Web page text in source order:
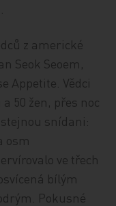
z americké
Seok Seoem,
Appetite. Vědci
50 žen, přes noc
snídani:
osm
ve třech
bílým
Pokusné